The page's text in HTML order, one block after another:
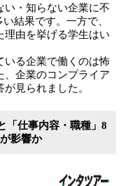
い・知らない企業に不
結果です。一方で、
理由を挙げる学生はい
いる企業で働くのは怖
、企業のコンプライア
見られました。
「仕事内容・職種」8
影響か